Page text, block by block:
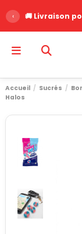
‹ 🚚 Livraison
Accueil Sucrés
Halos